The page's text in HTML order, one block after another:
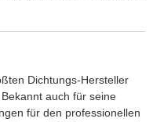
Dichtungs-Hersteller
auch für seine
für den professionellen